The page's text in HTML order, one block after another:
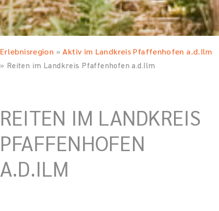
Erlebnisregion »Aktiv im Landkreis Pfaffenhofen a.d.Ilm
» Reiten im Landkreis Pfaffenhofen a.d.Ilm
REITEN IM LANDKREIS
PFAFFENHOFEN
A.D.ILM